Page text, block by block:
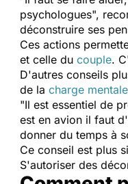
psychologues",
déconstruire ses
Ces actions
et celle du couple.
D'autres conseils
de la charge
"Il est essentiel de
est en avion il faut
donner du temps à
Ce conseil est plus
S'autoriser des